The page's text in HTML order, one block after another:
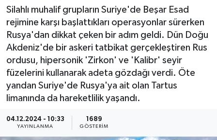
Silahlı muhalif grupların Suriye'de Beşar Esad
rejimine karşı başlattıkları operasyonlar sürerken
Rusya'dan dikkat çeken bir adım geldi. Dün Doğu
Akdeniz'de bir askeri tatbikat gerçekleştiren Rus
ordusu, hipersonik 'Zirkon' ve 'Kalibr' seyir
füzelerini kullanarak adeta gözdağı verdi. Öte
yandan Suriye'de Rusya'ya ait olan Tartus
limanında da hareketlilik yaşandı.
04.12.2024 - 10:33
YAYINLANMA
1689
GÖSTERIM
GÖKTÜRK
GÜNDEM
KEMERBURGAZ
KÜLTÜR - SANAT
ÖZEL HABER